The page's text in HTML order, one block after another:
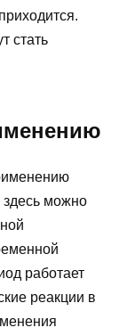
стать
здесь можно
работает
реакции в